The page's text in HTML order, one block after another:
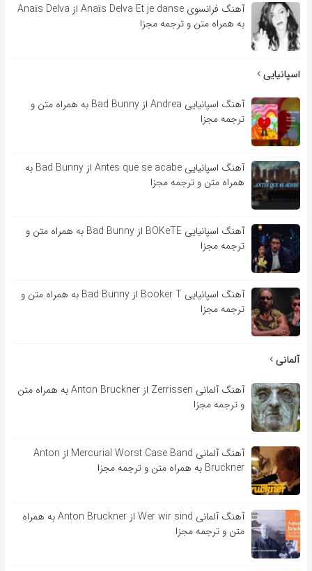
آهنگ فرانسوی Anaïs Delva Et je danse از Anaïs Delva
به همراه متن و ترجمه مجزا
اسپانیایی
آهنگ اسپانیایی Andrea از Bad Bunny به همراه متن و
ترجمه مجزا
آهنگ اسپانیایی Antes que se acabe از Bad Bunny به
همراه متن و ترجمه مجزا
آهنگ اسپانیایی BOKeTE از Bad Bunny به همراه متن و
ترجمه مجزا
آهنگ اسپانیایی Booker T از Bad Bunny به همراه متن و
ترجمه مجزا
آلمانی
آهنگ آلمانی Zerrissen از Anton Bruckner به همراه متن
و ترجمه مجزا
آهنگ آلمانی Mercurial Worst Case Band از Anton
Bruckner به همراه متن و ترجمه مجزا
آهنگ آلمانی Wer wir sind از Anton Bruckner به همراه
متن و ترجمه مجزا